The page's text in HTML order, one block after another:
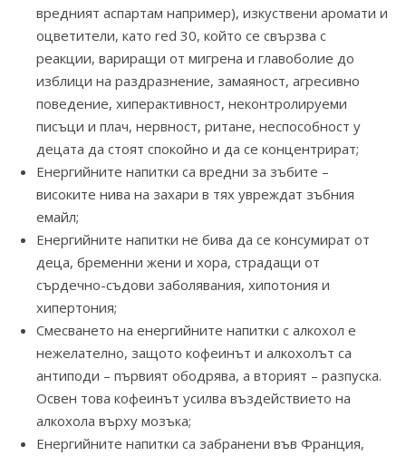
вредният аспартам например), изкуствени аромати и
оцветители, като red 30, който се свързва с
реакции, вариращи от мигрена и главоболие до
изблици на раздразнение, замаяност, агресивно
поведение, хиперактивност, неконтролируеми
писъци и плач, нервност, ритане, неспособност у
децата да стоят спокойно и да се концентрират;
Енергийните напитки са вредни за зъбите –
високите нива на захари в тях увреждат зъбния
емайл;
Енергийните напитки не бива да се консумират от
деца, бременни жени и хора, страдащи от
сърдечно-съдови заболявания, хипотония и
хипертония;
Смесването на енергийните напитки с алкохол е
нежелателно, защото кофеинът и алкохолът са
антиподи – първият ободрява, а вторият – разпуска.
Освен това кофеинът усилва въздействието на
алкохола върху мозъка;
Енергийните напитки са забранени във Франция,